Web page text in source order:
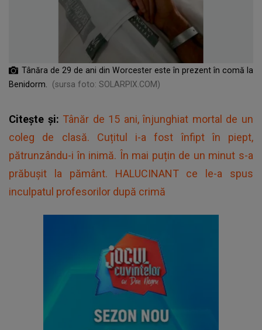
Tânăra de 29 de ani din Worcester este în prezent în comă la
Benidorm.
(sursa foto: SOLARPIX.COM)
Citește și: Tânăr de 15 ani, înjunghiat mortal de un
coleg de clasă. Cuțitul i-a fost înfipt în piept,
pătrunzându-i în inimă. În mai puțin de un minut s-a
prăbușit la pământ. HALUCINANT ce le-a spus
inculpatul profesorilor după crimă